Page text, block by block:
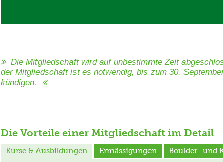
Die Mitgliedschaft wird auf unbestimmte Zeit
der Mitgliedschaft ist es notwendig, bis zum 30.
kündigen.
Die Vorteile einer Mitgliedschaft im Detail
Kurse & Ausbildungen Ermässigungen Boulder- und